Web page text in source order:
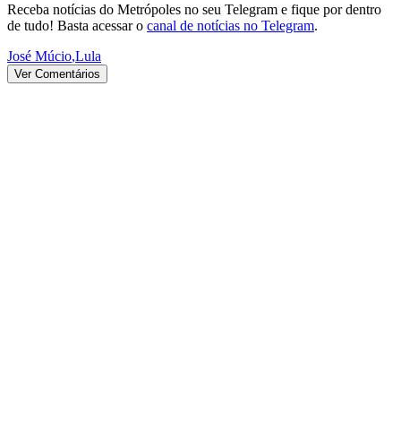
Receba notícias do Metrópoles no seu Telegram e fique por dentro
de tudo! Basta acessar o canal de notícias no Telegram.
José Múcio,Lula
Ver Comentários